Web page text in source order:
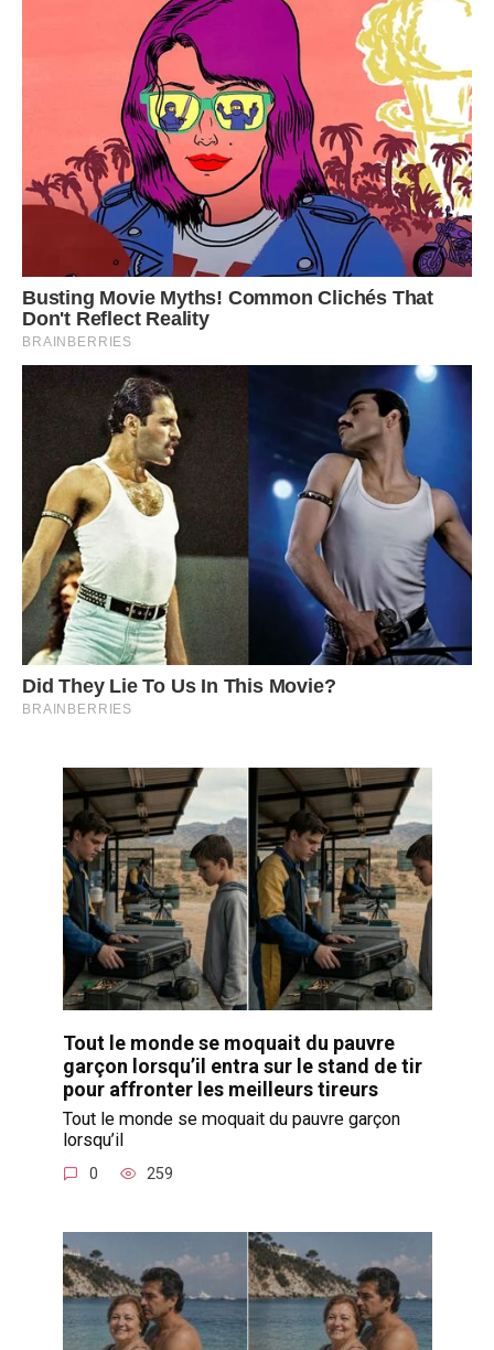
Tout le monde se moquait du pauvre
garçon lorsqu’il entra sur le stand de tir
pour affronter les meilleurs tireurs
Tout le monde se moquait du pauvre garçon
lorsqu’il
0 259